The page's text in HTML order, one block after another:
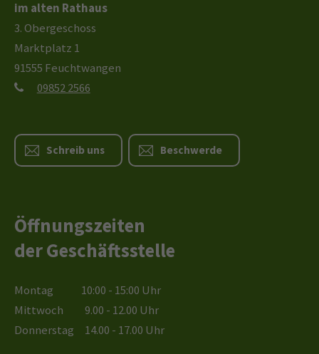
im alten Rathaus
3. Obergeschoss
Marktplatz 1
91555 Feuchtwangen
09852 2566
Schreib uns Beschwerde
Öffnungszeiten
der Geschäftsstelle
Montag 10:00 - 15:00 Uhr
Mittwoch 9.00 - 12.00 Uhr
Donnerstag 14.00 - 17.00 Uhr